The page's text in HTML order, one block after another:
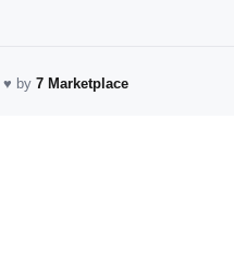
♥️ by 7 Marketplace